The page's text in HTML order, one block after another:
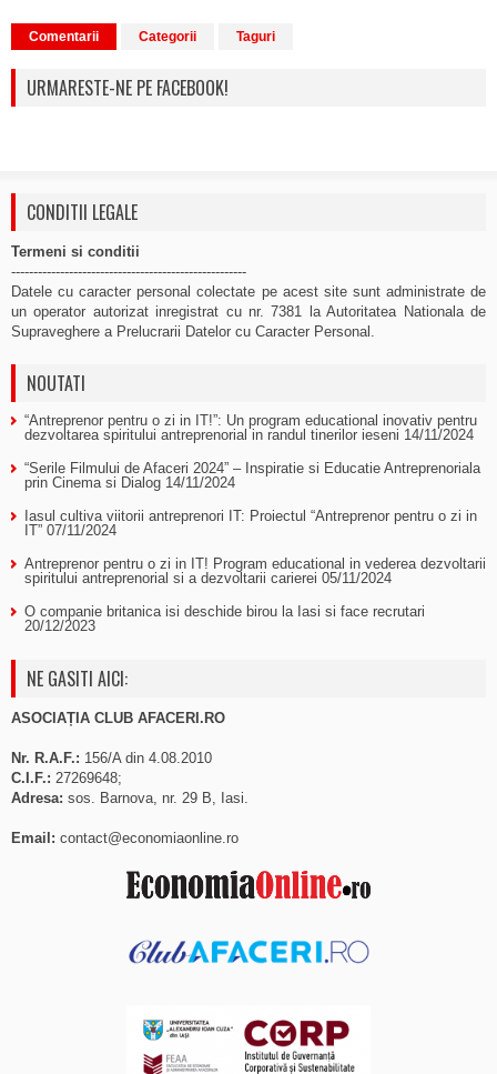
Comentarii Categorii Taguri
URMARESTE-NE PE FACEBOOK!
CONDITII LEGALE
Termeni si conditii
-----------------------------------------------------
Datele cu caracter personal colectate pe acest site sunt administrate de
un operator autorizat inregistrat cu nr. 7381 la Autoritatea Nationala de
Supraveghere a Prelucrarii Datelor cu Caracter Personal.
NOUTATI
“Antreprenor pentru o zi in IT!”: Un program educational inovativ pentru
dezvoltarea spiritului antreprenorial in randul tinerilor ieseni 14/11/2024
“Serile Filmului de Afaceri 2024” – Inspiratie si Educatie Antreprenoriala
prin Cinema si Dialog 14/11/2024
Iasul cultiva viitorii antreprenori IT: Proiectul “Antreprenor pentru o zi in
IT” 07/11/2024
Antreprenor pentru o zi in IT! Program educational in vederea dezvoltarii
spiritului antreprenorial si a dezvoltarii carierei 05/11/2024
O companie britanica isi deschide birou la Iasi si face recrutari
20/12/2023
NE GASITI AICI:
ASOCIAȚIA CLUB AFACERI.RO
Nr. R.A.F.: 156/A din 4.08.2010
C.I.F.: 27269648;
Adresa: sos. Barnova, nr. 29 B, Iasi.
Email: contact@economiaonline.ro